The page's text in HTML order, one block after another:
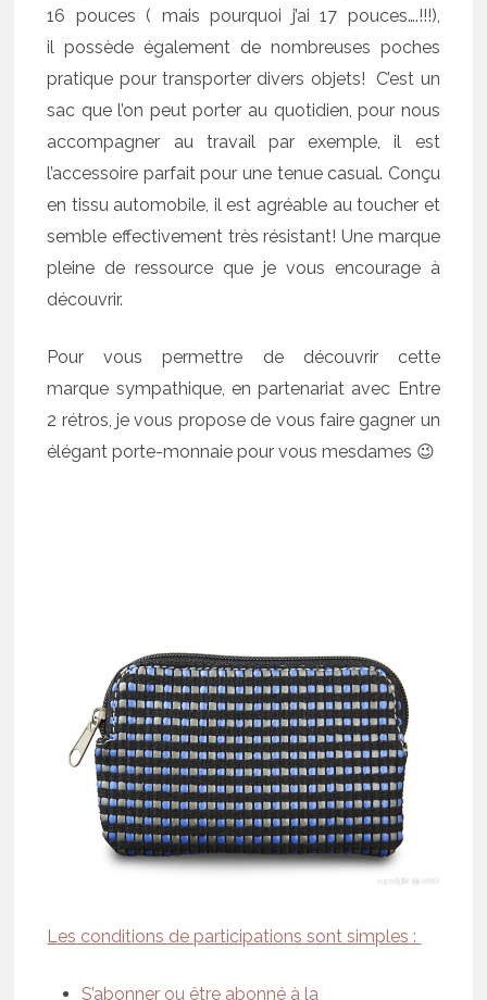
16 pouces ( mais pourquoi j’ai 17 pouces….!!!),
il possède également de nombreuses poches
pratique pour transporter divers objets! C’est un
sac que l’on peut porter au quotidien, pour nous
accompagner au travail par exemple, il est
l’accessoire parfait pour une tenue casual. Conçu
en tissu automobile, il est agréable au toucher et
semble effectivement très résistant! Une marque
pleine de ressource que je vous encourage à
découvrir.
Pour vous permettre de découvrir cette
marque sympathique, en partenariat avec Entre
2 rétros, je vous propose de vous faire gagner un
élégant porte-monnaie pour vous mesdames 😉
Les conditions de participations sont simples :
S’abonner ou être abonné à la